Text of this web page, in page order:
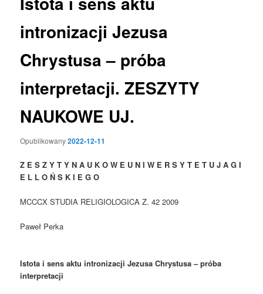
intronizacji Jezusa
Chrystusa – próba
interpretacji. ZESZYTY
NAUKOWE UJ.
Opublikowany2022-12-11
Z E S Z Y T Y N A U K O W E U N I W E R S Y T E T U J A G I
E L L O Ń S K I EG O
MCCCX STUDIA RELIGIOLOGICA Z. 42 2009
Paweł Perka
Istota i sens aktu intronizacji Jezusa Chrystusa – próba
interpretacji